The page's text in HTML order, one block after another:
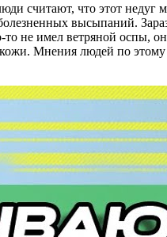
считают, что этот недуг
болезненных высыпаний.
не имел ветряной оспы,
Мнения людей по этому